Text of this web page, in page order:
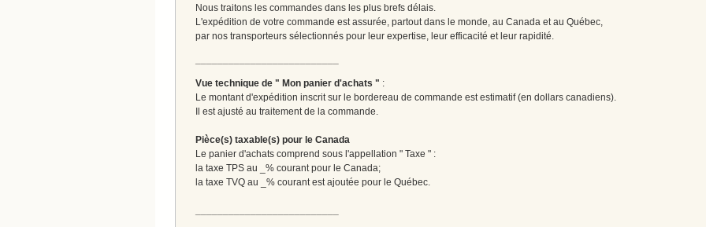
Nous traitons les commandes dans les plus brefs délais.
L'expédition de votre commande est assurée, partout dans le monde, au Canada et au Québec,
par nos transporteurs sélectionnés pour leur expertise, leur efficacité et leur rapidité.
Vue technique de " Mon panier d'achats " :
Le montant d'expédition inscrit sur le bordereau de commande est estimatif (en dollars canadiens).
Il est ajusté au traitement de la commande.
Pièce(s) taxable(s) pour le Canada
Le panier d'achats comprend sous l'appellation " Taxe " :
la taxe TPS au _% courant pour le Canada;
la taxe TVQ au _% courant est ajoutée pour le Québec.